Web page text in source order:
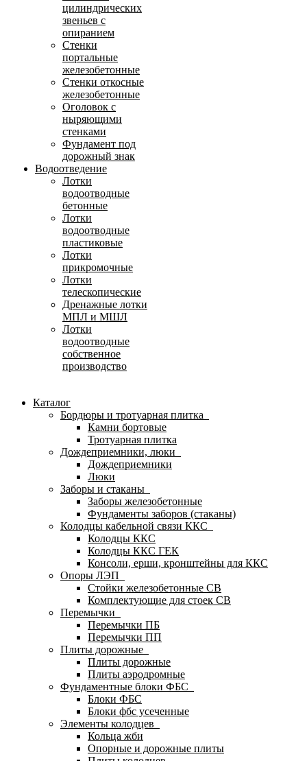
цилиндрических
звеньев с
опиранием
Стенки
портальные
железобетонные
Стенки откосные
железобетонные
Оголовок с
ныряющими
стенками
Фундамент под
дорожный знак
Водоотведение
Лотки
водоотводные
бетонные
Лотки
водоотводные
пластиковые
Лотки
прикромочные
Лотки
телескопические
Дренажные лотки
МПЛ и МШЛ
Лотки
водоотводные
собственное
производство
Каталог
Бордюры и тротуарная плитка
Камни бортовые
Тротуарная плитка
Дождеприемники, люки
Дождеприемники
Люки
Заборы и стаканы
Заборы железобетонные
Фундаменты заборов (стаканы)
Колодцы кабельной связи ККС
Колодцы ККС
Колодцы ККС ГЕК
Консоли, ерши, кронштейны для ККС
Опоры ЛЭП
Стойки железобетонные СВ
Комплектующие для стоек СВ
Перемычки
Перемычки ПБ
Перемычки ПП
Плиты дорожные
Плиты дорожные
Плиты аэродромные
Фундаментные блоки ФБС
Блоки ФБС
Блоки фбс усеченные
Элементы колодцев
Кольца жби
Опорные и дорожные плиты